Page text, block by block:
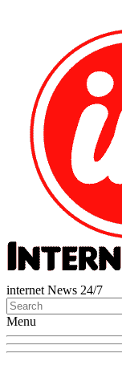
internet News 24/7
Menu